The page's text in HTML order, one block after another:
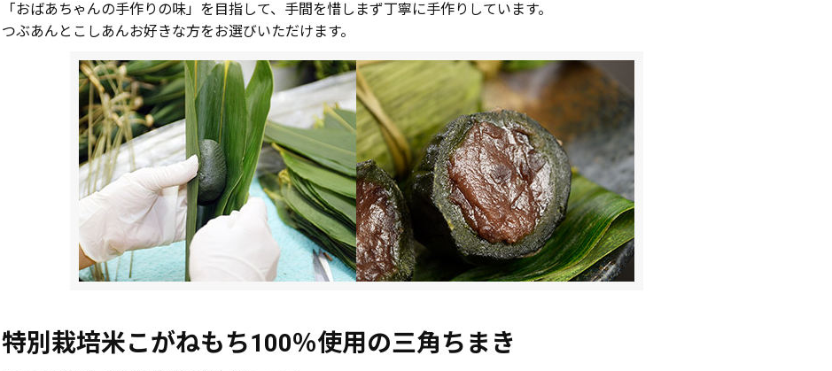
「おばあちゃんの手作りの味」を目指して、手間を惜しまず丁寧に手作りしています。
つぶあんとこしあんお好きな方をお選びいただけます。
特別栽培米こがねもち100％使用の三角ちまき